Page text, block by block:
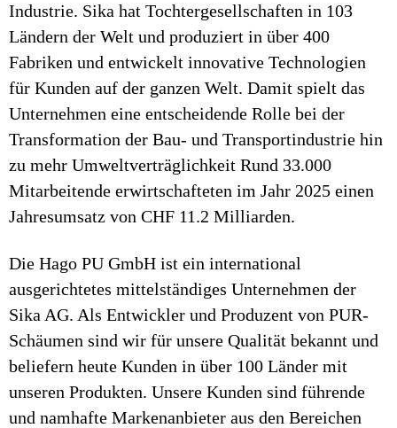
Industrie. Sika hat Tochtergesellschaften in 103
Ländern der Welt und produziert in über 400
Fabriken und entwickelt innovative Technologien
für Kunden auf der ganzen Welt. Damit spielt das
Unternehmen eine entscheidende Rolle bei der
Transformation der Bau- und Transportindustrie hin
zu mehr Umweltverträglichkeit Rund 33.000
Mitarbeitende erwirtschafteten im Jahr 2025 einen
Jahresumsatz von CHF 11.2 Milliarden.
Die Hago PU GmbH ist ein international
ausgerichtetes mittelständiges Unternehmen der
Sika AG. Als Entwickler und Produzent von PUR-
Schäumen sind wir für unsere Qualität bekannt und
beliefern heute Kunden in über 100 Länder mit
unseren Produkten. Unsere Kunden sind führende
und namhafte Markenanbieter aus den Bereichen